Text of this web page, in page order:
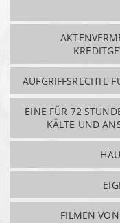
AUFGRIFFSRECHTE
EINE FÜR 72
KÄLTE UND
FILMEN